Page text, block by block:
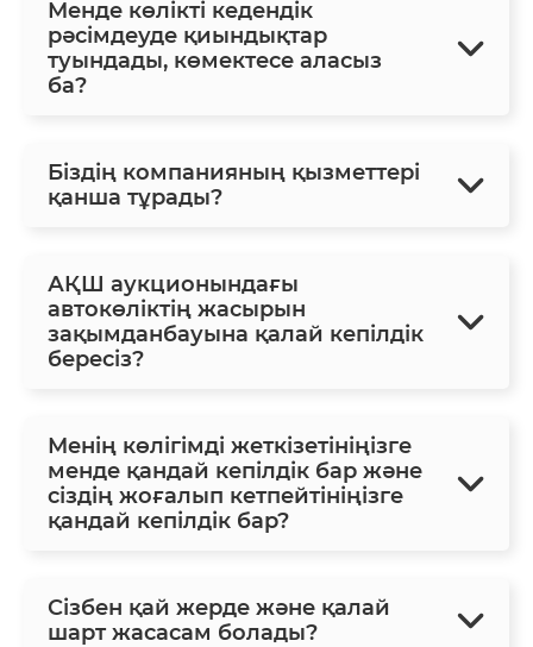
Менде көлікті кедендік
рәсімдеуде қиындықтар
туындады, көмектесе аласыз
ба?
Біздің компанияның қызметтері
қанша тұрады?
АҚШ аукционындағы
автокөліктің жасырын
зақымданбауына қалай кепілдік
бересіз?
Менің көлігімді жеткізетініңізге
менде қандай кепілдік бар және
сіздің жоғалып кетпейтініңізге
қандай кепілдік бар?
Сізбен қай жерде және қалай
шарт жасасам болады?